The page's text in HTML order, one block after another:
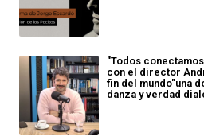
"Todos
con el director
fin del mundo"una
danza y verdad